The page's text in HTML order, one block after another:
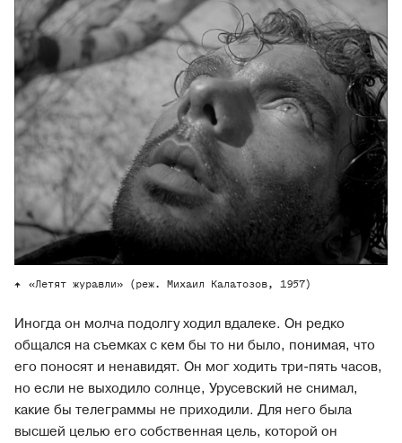
«Летят журавли» (реж. Михаил Калатозов, 1957)
Иногда он молча подолгу ходил вдалеке. Он редко
общался на съемках с кем бы то ни было, понимая, что
его поносят и ненавидят. Он мог ходить три-пять часов,
но если не выходило солнце, Урусевский не снимал,
какие бы телеграммы не приходили. Для него была
высшей целью его собственная цель, которой он